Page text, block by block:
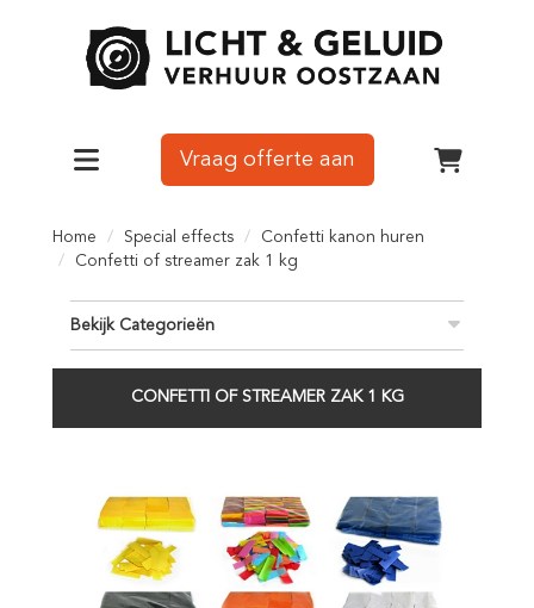
Toggle navigation
Vraag offerte aan
Home Special effects
Confetti kanon huren
Confetti of streamer zak 1 kg
Bekijk Categorieën
CONFETTI OF STREAMER ZAK 1 KG